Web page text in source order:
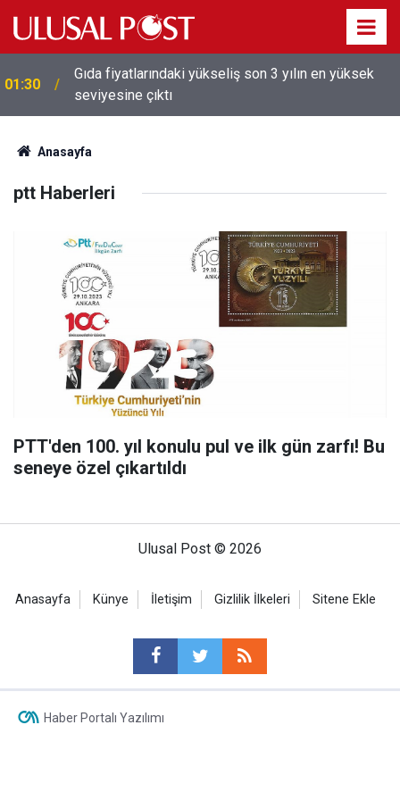
01:30
Gıda fiyatlarındaki yükseliş son 3 yılın en yüksek
seviyesine çıktı
Anasayfa
ptt Haberleri
PTT'den 100. yıl konulu pul ve ilk gün zarfı! Bu
seneye özel çıkartıldı
Ulusal Post © 2026
Anasayfa Künye İletişim Gizlilik İlkeleri Sitene Ekle
Haber Portalı Yazılımı